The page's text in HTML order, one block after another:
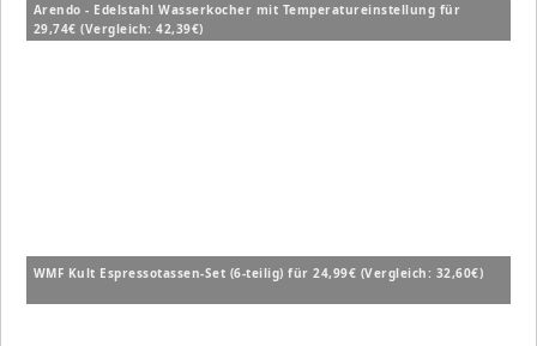
Arendo - Edelstahl Wasserkocher mit Temperatureinstellung für
29,74€ (Vergleich: 42,39€)
WMF Kult Espressotassen-Set (6-teilig) für 24,99€ (Vergleich: 32,60€)